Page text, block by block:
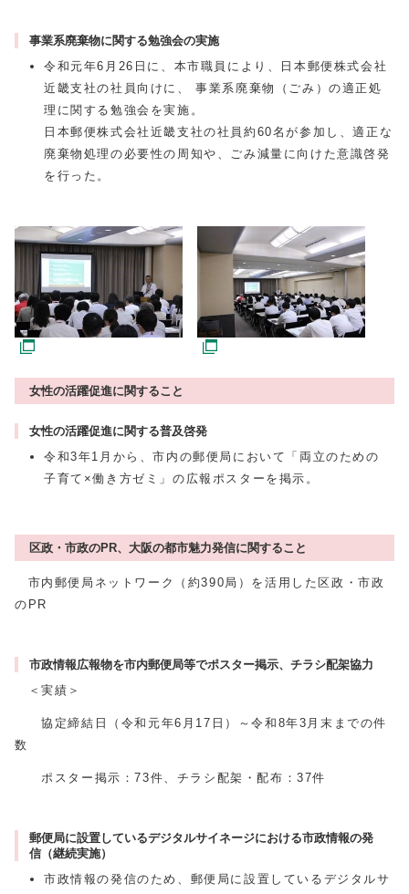
事業系廃棄物に関する勉強会の実施
令和元年6月26日に、本市職員により、日本郵便株式会社
近畿支社の社員向けに、 事業系廃棄物（ごみ）の適正処
理に関する勉強会を実施。
日本郵便株式会社近畿支社の社員約60名が参加し、適正な
廃棄物処理の必要性の周知や、ごみ減量に向けた意識啓発
を行った。
女性の活躍促進に関すること
女性の活躍促進に関する普及啓発
令和3年1月から、市内の郵便局において「両立のための
子育て×働き方ゼミ」の広報ポスターを掲示。
区政・市政のPR、大阪の都市魅力発信に関すること
市内郵便局ネットワーク（約390局）を活用した区政・市政
のPR
市政情報広報物を市内郵便局等でポスター掲示、チラシ配架協力
＜実績＞
協定締結日（令和元年6月17日）～令和8年3月末までの件
数
ポスター掲示：73件、チラシ配架・配布：37件
郵便局に設置しているデジタルサイネージにおける市政情報の発
信（継続実施）
市政情報の発信のため、郵便局に設置しているデジタルサ